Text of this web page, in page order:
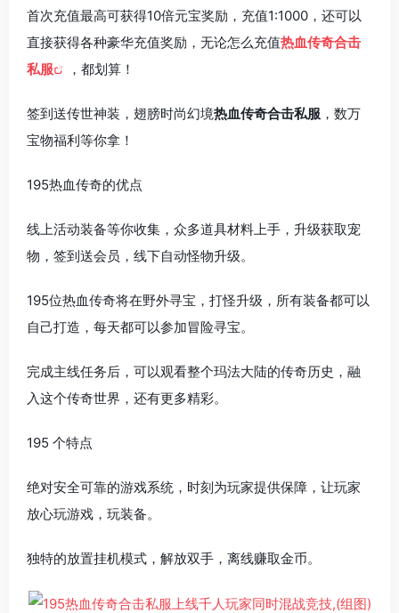
首次充值最高可获得10倍元宝奖励，充值1:1000，还可以
直接获得各种豪华充值奖励，无论怎么充值热血传奇合击
私服
，都划算！
签到送传世神装，翅膀时尚幻境热血传奇合击私服 ，数万
宝物福利等你拿！
195热血传奇的优点
线上活动装备等你收集，众多道具材料上手，升级获取宠
物，签到送会员，线下自动怪物升级。
195位热血传奇将在野外寻宝，打怪升级，所有装备都可以
自己打造，每天都可以参加冒险寻宝。
完成主线任务后，可以观看整个玛法大陆的传奇历史，融
入这个传奇世界，还有更多精彩。
195 个特点
绝对安全可靠的游戏系统，时刻为玩家提供保障，让玩家
放心玩游戏，玩装备。
独特的放置挂机模式，解放双手，离线赚取金币。